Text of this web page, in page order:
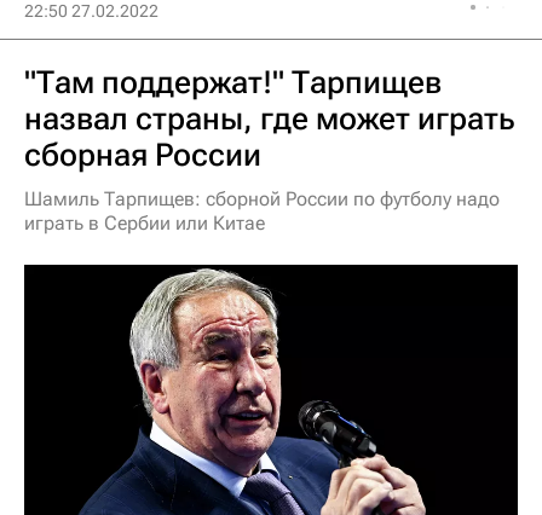
22:50 27.02.2022
"Там поддержат!" Тарпищев
назвал страны, где может играть
сборная России
Шамиль Тарпищев: сборной России по футболу надо
играть в Сербии или Китае